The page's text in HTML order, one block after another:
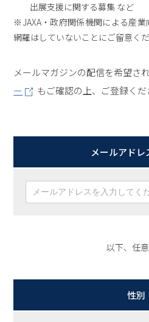
出展支援に関する募集 など
※JAXA・政府関係機関による産
網羅はしていないことにご留意くだ
メールマガジンの配信を希望され
ー
もご確認の上、ご登録くだ
メールアドレ
以下、任
性別